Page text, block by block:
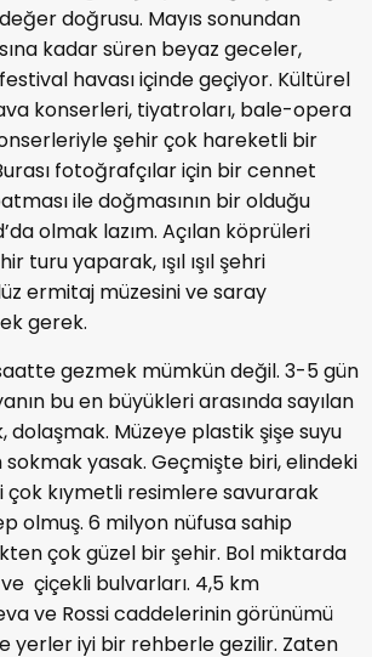
doğrusu. Mayıs sonundan
kadar süren beyaz geceler,
havası içinde geçiyor. Kültürel
konserleri, tiyatroları, bale-opera
şehir çok hareketli bir
fotoğrafçılar için bir cennet
ile doğmasının bir olduğu
olmak lazım. Açılan köprüleri
turu yaparak, ışıl ışıl şehri
ermitaj müzesini ve saray
gerek.
gezmek mümkün değil. 3-5 gün
bu en büyükleri arasında sayılan
dolaşmak. Müzeye plastik şişe suyu
yasak. Geçmişte biri, elindeki
çok kıymetli resimlere savurarak
olmuş. 6 milyon nüfusa sahip
çok güzel bir şehir. Bol miktarda
çiçekli bulvarları. 4,5 km
ve Rossi caddelerinin görünümü
yerler iyi bir rehberle gezilir. Zaten